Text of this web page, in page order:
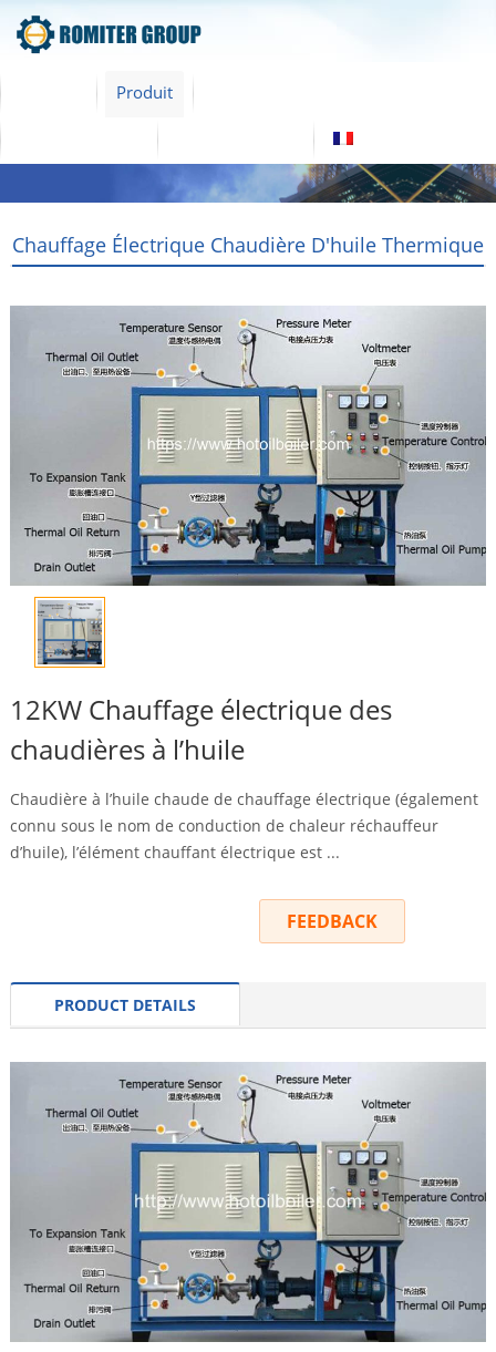
Produit
Chauffage Électrique Chaudière D'huile Thermique
12KW Chauffage électrique des
chaudières à l’huile
Chaudière à l’huile chaude de chauffage électrique (également
connu sous le nom de conduction de chaleur réchauffeur
d’huile), l’élément chauffant électrique est ...
FEEDBACK
PRODUCT DETAILS